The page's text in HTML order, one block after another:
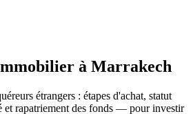
à Marrakech
étrangers : étapes d'achat, statut
et rapatriement des fonds — pour investir